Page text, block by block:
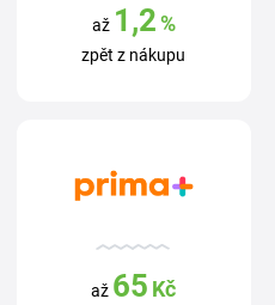
až 1,2%
zpět z nákupu
až 65 Kč